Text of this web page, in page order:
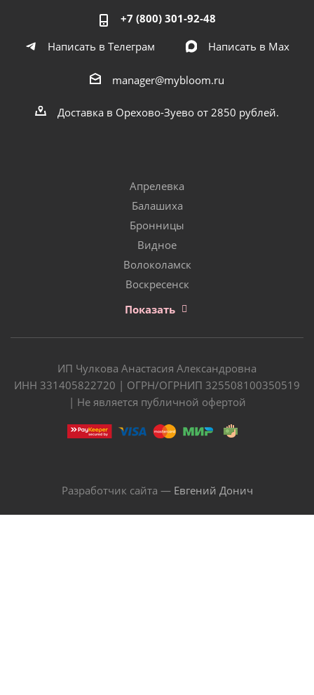
+7 (800) 301-92-48
Написать в Телеграм
Написать в Мах
manager@mybloom.ru
Доставка в Орехово-Зуево от 2850 рублей.
Апрелевка
Балашиха
Бронницы
Видное
Волоколамск
Воскресенск
Показать
ИП Чулкова Анастасия Александровна
ИНН 331405822720 | ОГРН/ОГРНИП 325508100350519
| Не является публичной офертой
Разработчик сайта — Евгений Донич